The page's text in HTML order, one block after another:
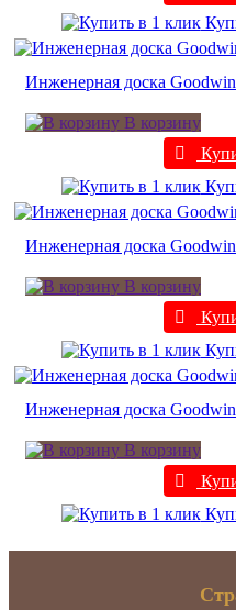
Инженерная доска
В корзину
Инженерная доска
В корзину
Инженерная доска
В корзину